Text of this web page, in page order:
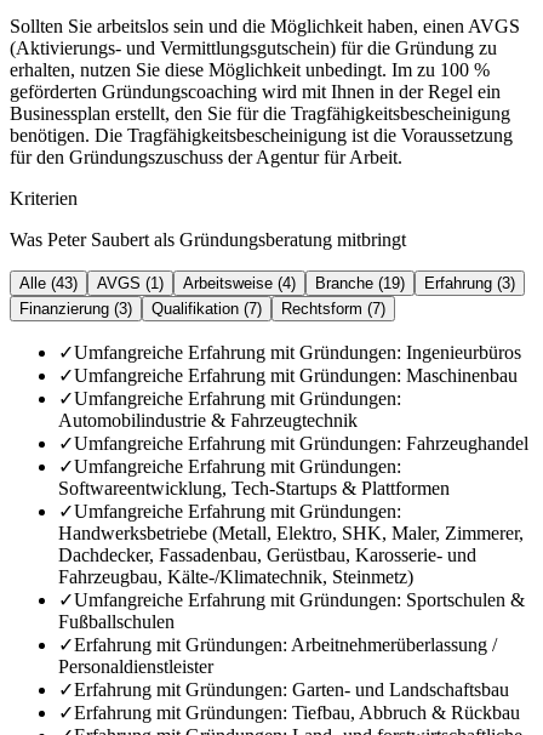
Sollten Sie arbeitslos sein und die Möglichkeit haben, einen AVGS
(Aktivierungs- und Vermittlungsgutschein) für die Gründung zu
erhalten, nutzen Sie diese Möglichkeit unbedingt. Im zu 100 %
geförderten Gründungscoaching wird mit Ihnen in der Regel ein
Businessplan erstellt, den Sie für die Tragfähigkeitsbescheinigung
benötigen. Die Tragfähigkeitsbescheinigung ist die Voraussetzung
für den Gründungszuschuss der Agentur für Arbeit.
Kriterien
Was Peter Saubert als Gründungsberatung mitbringt
Alle (43) AVGS (1 ) Arbeitsweise (4) Branche (19) Erfahrung (3)
Finanzierung (3) Qualifikation (7) Rechtsform (7)
✓Umfangreiche Erfahrung mit Gründungen: Ingenieurbüros
✓Umfangreiche Erfahrung mit Gründungen: Maschinenbau
✓Umfangreiche Erfahrung mit Gründungen:
Automobilindustrie & Fahrzeugtechnik
✓Umfangreiche Erfahrung mit Gründungen: Fahrzeughandel
✓Umfangreiche Erfahrung mit Gründungen:
Softwareentwicklung, Tech-Startups & Plattformen
✓Umfangreiche Erfahrung mit Gründungen:
Handwerksbetriebe (Metall, Elektro, SHK, Maler, Zimmerer,
Dachdecker, Fassadenbau, Gerüstbau, Karosserie- und
Fahrzeugbau, Kälte-/Klimatechnik, Steinmetz)
✓Umfangreiche Erfahrung mit Gründungen: Sportschulen &
Fußballschulen
✓Erfahrung mit Gründungen: Arbeitnehmerüberlassung /
Personaldienstleister
✓Erfahrung mit Gründungen: Garten- und Landschaftsbau
✓Erfahrung mit Gründungen: Tiefbau, Abbruch & Rückbau